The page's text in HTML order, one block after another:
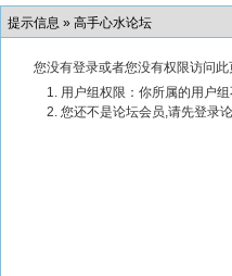
提示信息 » 高手心水论坛
您没有登录或者您没有权限访问
用户组权限：你所属的用户
您还不是论坛会员,请先登录